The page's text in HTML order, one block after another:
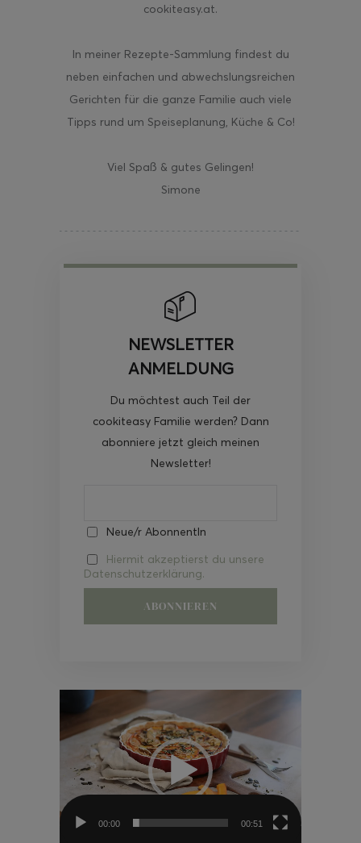
cookiteasy.at.
In meiner Rezepte-Sammlung findest du
neben einfachen und abwechslungsreichen
Gerichten für die ganze Familie auch viele
Tipps rund um Speiseplanung, Küche & Co!
Viel Spaß & gutes Gelingen!
Simone
NEWSLETTER
ANMELDUNG
Du möchtest auch Teil der
cookiteasy Familie werden? Dann
abonniere jetzt gleich meinen
Newsletter!
Neue/r AbonnentIn
Hiermit akzeptierst du unsere
Datenschutzerklärung.
Video-
00:00 00:51